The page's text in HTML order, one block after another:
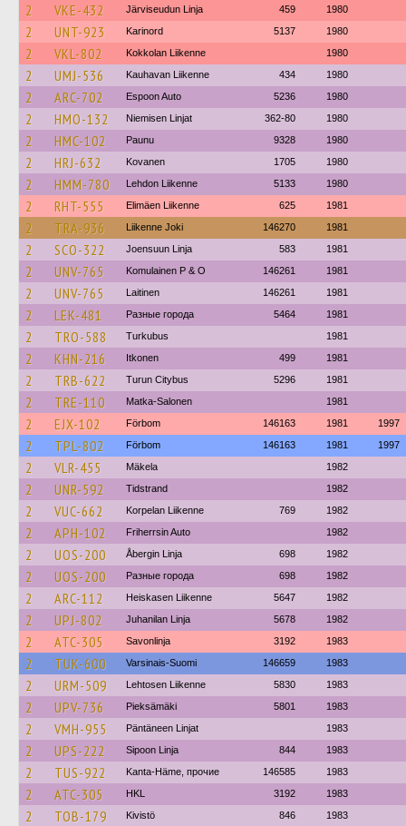
2 VKE-432 Järviseudun Linja 459 1980
2 UNT-923 Karinord 5137 1980
2 VKL-802 Kokkolan Liikenne 1980
2 UMJ-536 Kauhavan Liikenne 434 1980
2 ARC-702 Espoon Auto 5236 1980
2 HMO-132 Niemisen Linjat 362-80 1980
2 HMC-102 Paunu 9328 1980
2 HRJ-632 Kovanen 1705 1980
2 HMM-780 Lehdon Liikenne 5133 1980
2 RHT-555 Elimäen Liikenne 625 1981
2 TRA-936 Liikenne Joki 146270 1981
2 SCO-322 Joensuun Linja 583 1981
2 UNV-765 Komulainen P & O 146261 1981
2 UNV-765 Laitinen 146261 1981
2 LEK-481 Разные города 5464 1981
2 TRO-588 Turkubus 1981
2 KHN-216 Itkonen 499 1981
2 TRB-622 Turun Citybus 5296 1981
2 TRE-110 Matka-Salonen 1981
2 EJX-102 Förbom 146163 1981 1997
2 TPL-802 Förbom 146163 1981 1997
2 VLR-455 Mäkela 1982
2 UNR-592 Tidstrand 1982
2 VUC-662 Korpelan Liikenne 769 1982
2 APH-102 Friherrsin Auto 1982
2 UOS-200 Åbergin Linja 698 1982
2 UOS-200 Разные города 698 1982
2 ARC-112 Heiskasen Liikenne 5647 1982
2 UPJ-802 Juhanilan Linja 5678 1982
2 ATC-305 Savonlinja 3192 1983
2 TUK-600 Varsinais-Suomi 146659 1983
2 URM-509 Lehtosen Liikenne 5830 1983
2 UPV-736 Pieksämäki 5801 1983
2 VMH-955 Päntäneen Linjat 1983
2 UPS-222 Sipoon Linja 844 1983
2 TUS-922 Kanta-Häme, прочие 146585 1983
2 ATC-305 HKL 3192 1983
2 TOB-179 Kivistö 846 1983